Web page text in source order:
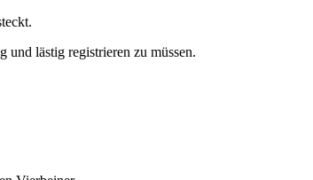
und lästig registrieren zu müssen.